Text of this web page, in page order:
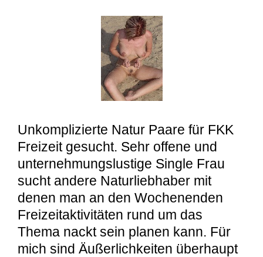
Unkomplizierte Natur Paare für FKK
Freizeit gesucht. Sehr offene und
unternehmungslustige Single Frau
sucht andere Naturliebhaber mit
denen man an den Wochenenden
Freizeitaktivitäten rund um das
Thema nackt sein planen kann. Für
mich sind Äußerlichkeiten überhaupt